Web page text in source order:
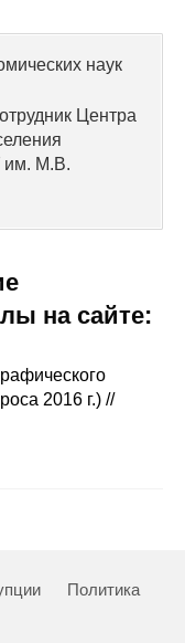
наук
Центра
им. М.В.
на сайте:
2016 г.) //
Политика